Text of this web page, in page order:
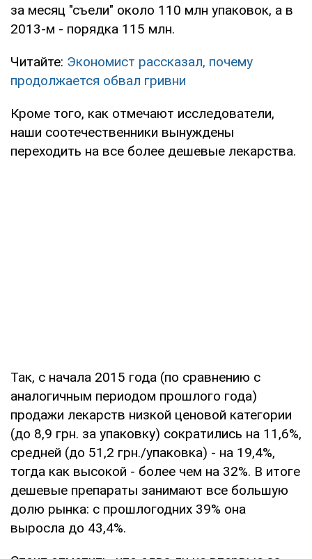
за месяц "съели" около 110 млн упаковок, а в
2013-м - порядка 115 млн.
Читайте: Экономист рассказал, почему
продолжается обвал гривни
Кроме того, как отмечают исследователи,
наши соотечественники вынуждены
переходить на все более дешевые лекарства.
Так, с начала 2015 года (по сравнению с
аналогичным периодом прошлого года)
продажи лекарств низкой ценовой категории
(до 8,9 грн. за упаковку) сократились на 11,6%,
средней (до 51,2 грн./упаковка) - на 19,4%,
тогда как высокой - более чем на 32%. В итоге
дешевые препараты занимают все большую
долю рынка: с прошлогодних 39% она
выросла до 43,4%.